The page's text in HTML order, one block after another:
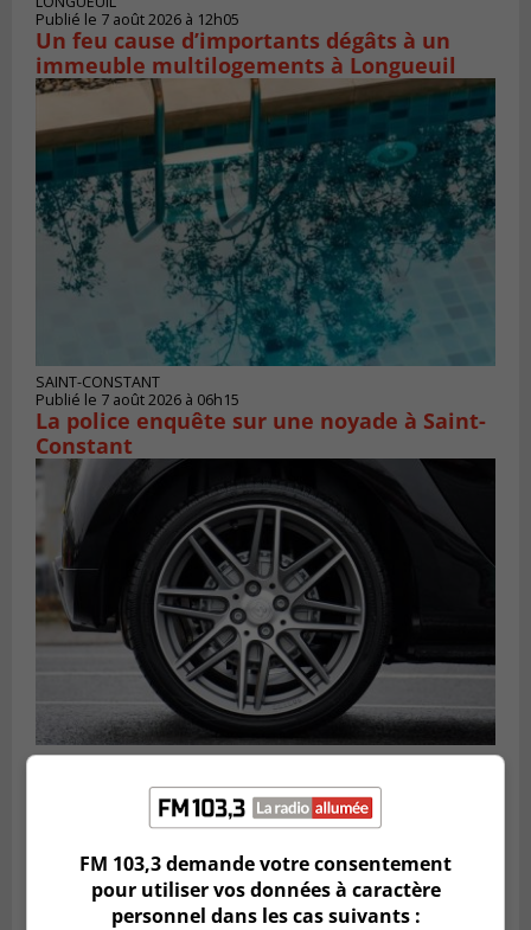
Publié le 7 août 2026 à 12h05
Un feu cause d’importants dégâts à un
immeuble multilogements à Longueuil
SAINT-CONSTANT
Publié le 7 août 2026 à 06h15
La police enquête sur une noyade à Saint-
Constant
LONGUEUIL
Des jeunes ciblent la Montérégie pour
le Défi écrou de roue
FM 103,3 demande votre consentement
pour utiliser vos données à caractère
personnel dans les cas suivants :